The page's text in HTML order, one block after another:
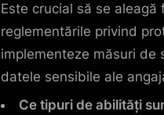
Este crucial să se
reglementările privind
implementeze măsuri de
datele sensibile ale
Ce tipuri de abilități